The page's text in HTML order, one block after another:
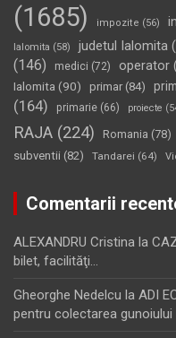
(1685)
impozite (56)
Ialomita (58) judetul Ialomita
(146)
medici (72) operator
Ialomita (90) primar(84)
(164)
primarie (66) proiecte
RAJA (224) Romania (78)
subventii (82) Tandarei (64)
Comentarii
ALEXANDRU Cristina la
bilet, facilităţi…
Gheorghe Nedelcu la ADI
pentru colectarea gunoiului …